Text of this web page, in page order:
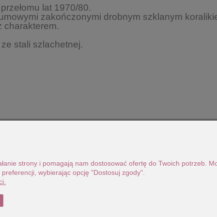
lat 1970/80.
zakończonymi drobnym szklanym
charakterem.
stali szlachetnej.
strony i pomagają nam dostosować ofertę do Twoich potrzeb.
wybierając opcję "Dostosuj zgody".